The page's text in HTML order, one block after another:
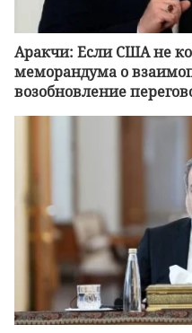
Аракчи: Если США не
меморандума о
возобновление